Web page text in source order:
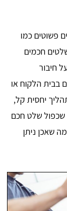
פשוטים כמו
חכמים
חיבור
בבית הלקוח או
יחסית קל,
שכפול שלט חכם
שאכן ניתן